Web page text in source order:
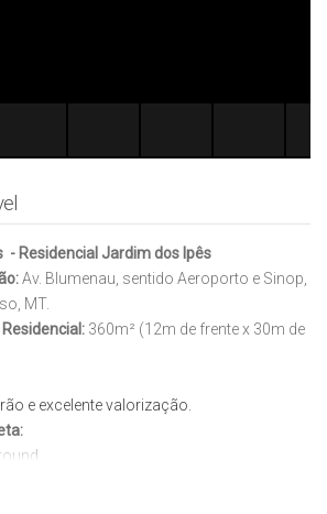
- Residencial Jardim dos Ipês
Av. Blumenau, sentido Aeroporto e Sinop,
MT.
360m² (12m de frente x 30m de
e excelente valorização.